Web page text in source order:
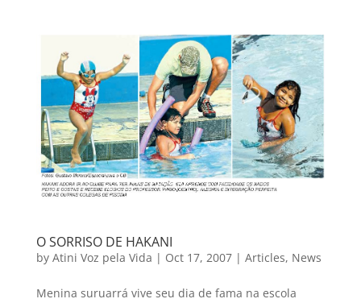
O SORRISO DE HAKANI
by Atini Voz pela Vida | Oct 17, 2007| Articles, News
Menina suruarrá vive seu dia de fama na escola